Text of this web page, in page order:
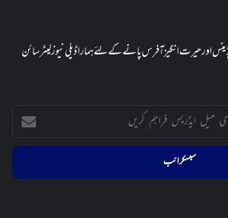
اور حیرت انگیز آفرس پانے کے لئے ہمارا ڈیلی نیوز لیٹر سائن